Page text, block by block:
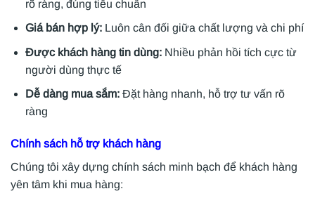
rõ ràng, đúng tiêu chuẩn
Giá bán hợp lý:Luôn cân đối giữa chất lượng và chi phí
Được khách hàng tin dùng:Nhiều phản hồi tích cực từ
người dùng thực tế
Dễ dàng mua sắm:Đặt hàng nhanh, hỗ trợ tư vấn rõ
ràng
Chính sách hỗ trợ khách hàng
Chúng tôi xây dựng chính sách minh bạch để khách hàng
yên tâm khi mua hàng: